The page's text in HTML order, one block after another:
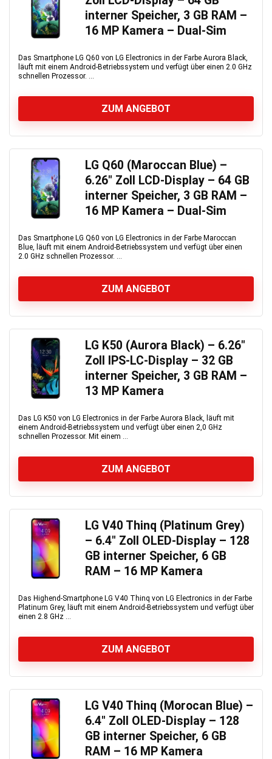
interner Speicher, 3 GB RAM –
16 MP Kamera – Dual-Sim
Das Smartphone LG Q60 von LG Electronics in der Farbe Aurora Black,
läuft mit einem Android-Betriebssystem und verfügt über einen 2.0 GHz
schnellen Prozessor. ...
ZUM ANGEBOT
LG Q60 (Maroccan Blue) –
6.26″ Zoll LCD-Display – 64 GB
interner Speicher, 3 GB RAM –
16 MP Kamera – Dual-Sim
Das Smartphone LG Q60 von LG Electronics in der Farbe Maroccan
Blue, läuft mit einem Android-Betriebssystem und verfügt über einen
2.0 GHz schnellen Prozessor. ...
ZUM ANGEBOT
LG K50 (Aurora Black) – 6.26″
Zoll IPS-LC-Display – 32 GB
interner Speicher, 3 GB RAM –
13 MP Kamera
Das LG K50 von LG Electronics in der Farbe Aurora Black, läuft mit
einem Android-Betriebssystem und verfügt über einen 2,0 GHz
schnellen Prozessor. Mit einem ...
ZUM ANGEBOT
LG V40 Thinq (Platinum Grey)
– 6.4″ Zoll OLED-Display – 128
GB interner Speicher, 6 GB
RAM – 16 MP Kamera
Das Highend-Smartphone LG V40 Thinq von LG Electronics in der Farbe
Platinum Grey, läuft mit einem Android-Betriebssystem und verfügt über
einen 2.8 GHz ...
ZUM ANGEBOT
LG V40 Thinq (Morocan Blue) –
6.4″ Zoll OLED-Display – 128
GB interner Speicher, 6 GB
RAM – 16 MP Kamera